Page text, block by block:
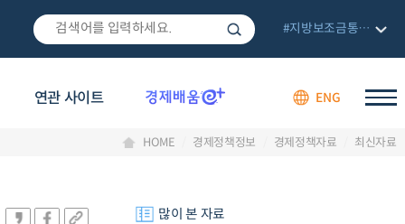
연관 사이트 ENG
#지방보조금통합관리망
HOME 경제정책정보 경제정책자료 최신자료
많이 본 자료